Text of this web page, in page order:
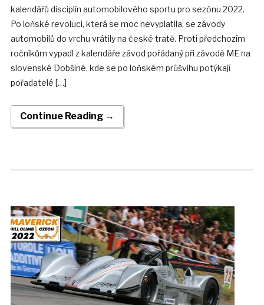
kalendářů disciplín automobilového sportu pro sezónu 2022.
Po loňské revoluci, která se moc nevyplatila, se závody
automobilů do vrchu vrátily na české tratě. Proti předchozím
ročníkům vypadl z kalendáře závod pořádaný při závodě ME na
slovenské Dobšiné, kde se po loňském průšvihu potýkají
pořadatelé […]
Continue Reading →